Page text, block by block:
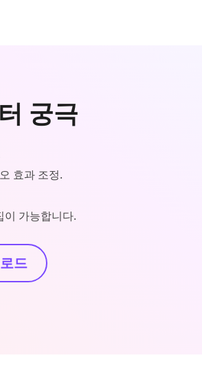
궁극
효과 조정.
이 가능합니다.
드